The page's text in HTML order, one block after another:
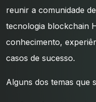
reunir a comunidade
tecnologia blockchain
conhecimento,
casos de sucesso.
Alguns dos temas que